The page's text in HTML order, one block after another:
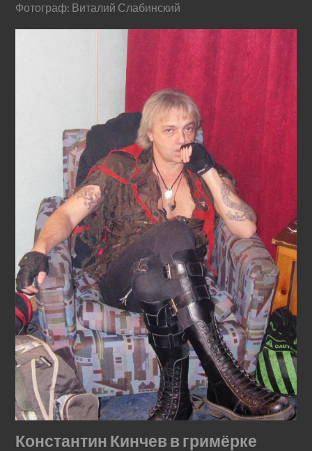
Фотограф: Виталий Слабинский
Константин Кинчев в гримёрке